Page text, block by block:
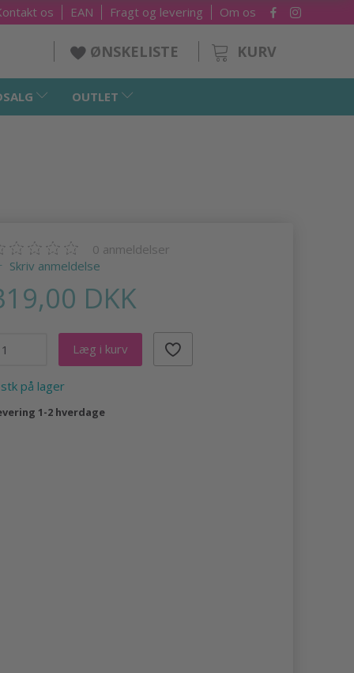
Om os
Fragt og levering
EAN
os
KURV
ØNSKELISTE
OUTLET
0 anmeldelser
Skriv anmeldelse
DKK
Læg i kurv
på lager
1-2 hverdage